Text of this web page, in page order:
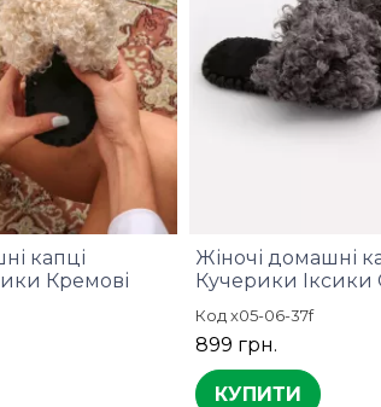
капці
Кремові
Жіночі домашні
Кучерики Іксики
Код x05-06-37f
899 грн.
КУПИТИ